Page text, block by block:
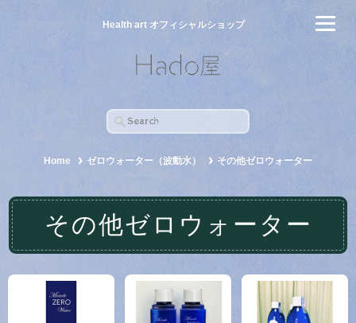
Health art オフィシャルショップ
Home ゼロウォーター（波動水） その他ゼロウォーター
その他ゼロウォーター